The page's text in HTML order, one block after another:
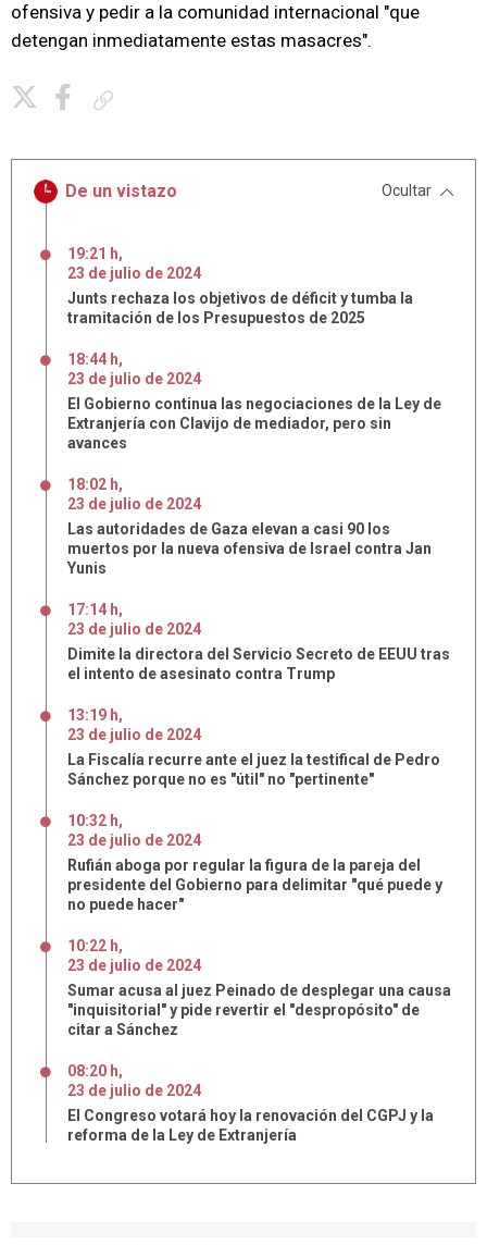
ofensiva y pedir a la comunidad internacional "que
detengan inmediatamente estas masacres".
De un vistazo Ocultar
19:21 h,
23 de julio de 2024
Junts rechaza los objetivos de déficit y tumba la
tramitación de los Presupuestos de 2025
18:44 h,
23 de julio de 2024
El Gobierno continua las negociaciones de la Ley de
Extranjería con Clavijo de mediador, pero sin
avances
18:02 h,
23 de julio de 2024
Las autoridades de Gaza elevan a casi 90 los
muertos por la nueva ofensiva de Israel contra Jan
Yunis
17:14 h,
23 de julio de 2024
Dimite la directora del Servicio Secreto de EEUU tras
el intento de asesinato contra Trump
13:19 h,
23 de julio de 2024
La Fiscalía recurre ante el juez la testifical de Pedro
Sánchez porque no es "útil" no "pertinente"
10:32 h,
23 de julio de 2024
Rufián aboga por regular la figura de la pareja del
presidente del Gobierno para delimitar "qué puede y
no puede hacer"
10:22 h,
23 de julio de 2024
Sumar acusa al juez Peinado de desplegar una causa
"inquisitorial" y pide revertir el "despropósito" de
citar a Sánchez
08:20 h,
23 de julio de 2024
El Congreso votará hoy la renovación del CGPJ y la
reforma de la Ley de Extranjería